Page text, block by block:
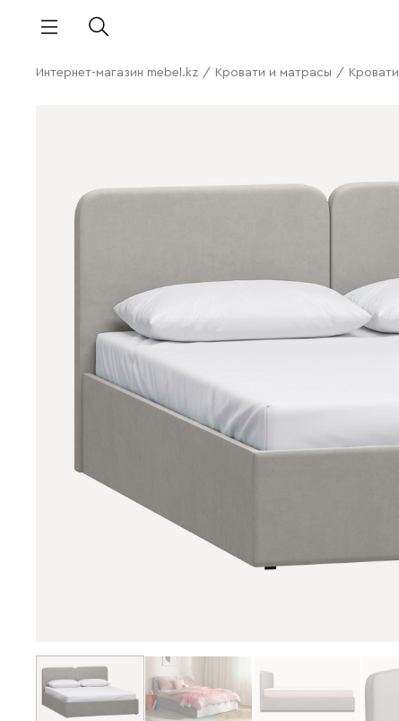
Интернет-магазин mebel.kz / Кровати и матрасы / Кровати